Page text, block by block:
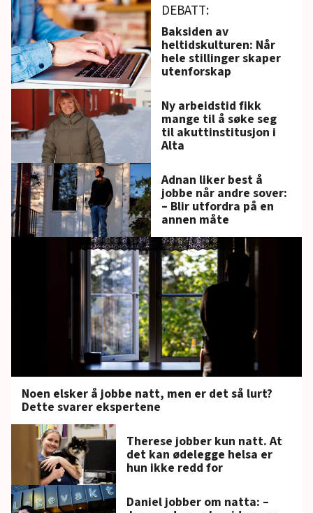
DEBATT:
Baksiden av
heltidskulturen: Når
hele stillinger skaper
utenforskap
Ny arbeidstid fikk
mange til å søke seg
til akuttinstitusjon i
Alta
Adnan liker best å
jobbe når andre sover:
– Blir utfordra på en
annen måte
Noen elsker å jobbe natt, men er det så lurt?
Dette svarer ekspertene
Therese jobber kun natt. At
det kan ødelegge helsa er
hun ikke redd for
Daniel jobber om natta: –